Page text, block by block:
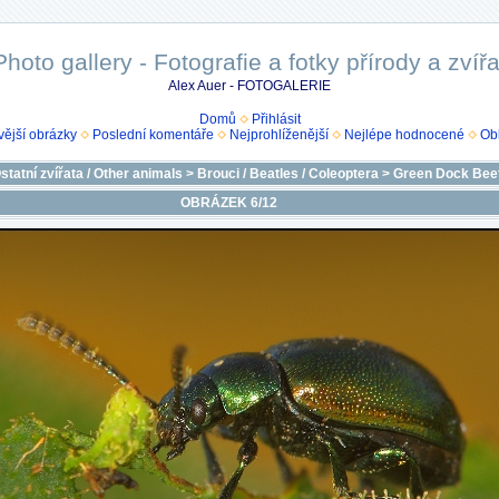
gallery - Fotografie a fotky přírody a
Alex Auer - FOTOGALERIE
Domů
Přihlásit
obrázky
Poslední komentáře Nejprohlíženější Nejlépe hodnocené
zvířata / Other animals > Brouci / Beatles / Coleoptera > Green Dock
OBRÁZEK 6/12